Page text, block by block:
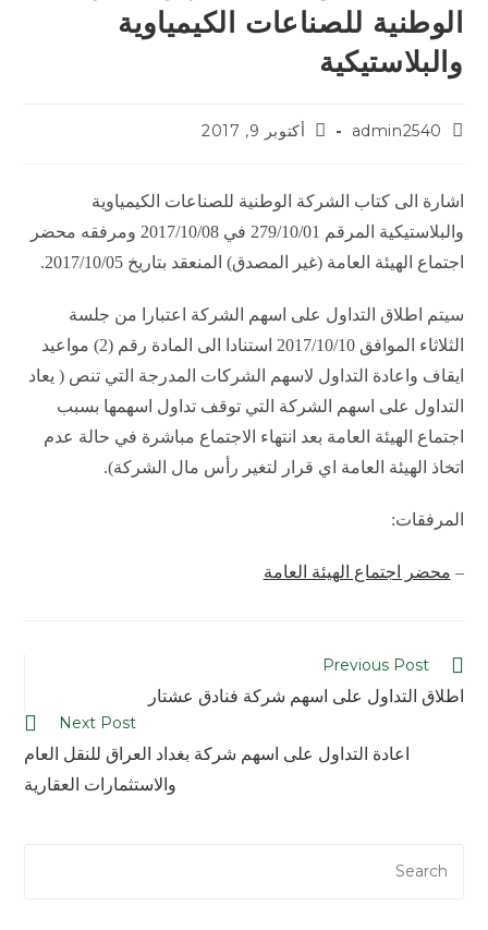
الوطنية للصناعات الكيمياوية
والبلاستيكية
admin2540 أكتوبر 9, 2017
اشارة الى كتاب الشركة الوطنية للصناعات الكيمياوية
والبلاستيكية المرقم 279/10/01 في 2017/10/08 ومرفقه محضر
اجتماع الهيئة العامة (غير المصدق) المنعقد بتاريخ 2017/10/05.
سيتم اطلاق التداول على اسهم الشركة اعتبارا من جلسة
الثلاثاء الموافق 2017/10/10 استنادا الى المادة رقم (2) مواعيد
ايقاف واعادة التداول لاسهم الشركات المدرجة التي تنص ( يعاد
التداول على اسهم الشركة التي توقف تداول اسهمها بسبب
اجتماع الهيئة العامة بعد انتهاء الاجتماع مباشرة في حالة عدم
اتخاذ الهيئة العامة اي قرار لتغير رأس مال الشركة).
المرفقات:
– محضر اجتماع الهيئة العامة
Previous Post
اطلاق التداول على اسهم شركة فنادق عشتار
Next Post
اعادة التداول على اسهم شركة بغداد العراق للنقل العام
والاستثمارات العقارية